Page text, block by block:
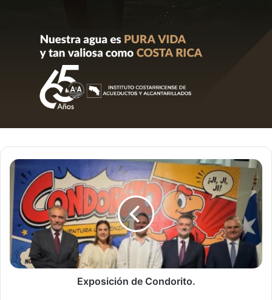
Exposición
Condorito.
Exposición de Condorito.